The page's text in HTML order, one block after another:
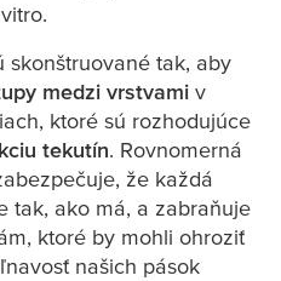
skonštruované tak, aby
medzi vrstvami v
ktoré sú rozhodujúce
tekutín. Rovnomerná
že každá
tak, ako má, a zabraňuje
ktoré by mohli ohroziť
našich pások